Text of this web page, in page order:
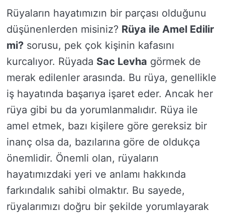
Rüyaların hayatımızın bir parçası olduğunu
düşünenlerden misiniz? Rüya ile Amel Edilir
mi? sorusu, pek çok kişinin kafasını
kurcalıyor. Rüyada Sac Levha görmek de
merak edilenler arasında. Bu rüya, genellikle
iş hayatında başarıya işaret eder. Ancak her
rüya gibi bu da yorumlanmalıdır. Rüya ile
amel etmek, bazı kişilere göre gereksiz bir
inanç olsa da, bazılarına göre de oldukça
önemlidir. Önemli olan, rüyaların
hayatımızdaki yeri ve anlamı hakkında
farkındalık sahibi olmaktır. Bu sayede,
rüyalarımızı doğru bir şekilde yorumlayarak